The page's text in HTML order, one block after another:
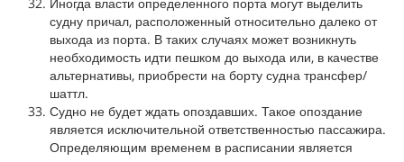
судну причал, расположенный относительно далеко от
выхода из порта. В таких случаях может возникнуть
необходимость идти пешком до выхода или, в качестве
альтернативы, приобрести на борту судна трансфер/
шаттл.
Судно не будет ждать опоздавших. Такое опоздание
является исключительной ответственностью пассажира.
Определяющим временем в расписании является